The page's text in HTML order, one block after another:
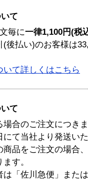
て
毎に一律1,100円(税
後払い)のお客様は
いて詳しくはこちら
て
場合のご注文につき
にて当社より発送い
商品をご注文の場合
す。
「佐川急便」また